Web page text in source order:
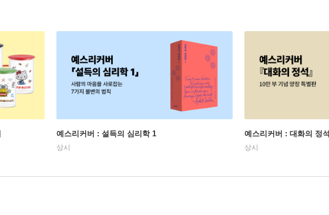
예스리커버 : 설득의 심리학 1
상시
예스리커버 : 대화의 정석
상시